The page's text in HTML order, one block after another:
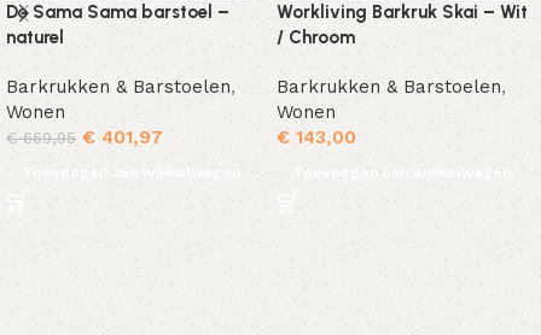
De Sama Sama barstoel –
naturel
Barkrukken & Barstoelen,
Wonen
€669,95 €401,97
Toevoegen aan winkelwagen
Workliving Barkruk Skai – Wit
/ Chroom
Barkrukken & Barstoelen,
Wonen
€143,00
Toevoegen aan winkelwagen